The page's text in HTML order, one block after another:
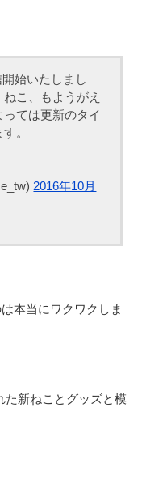
始いたしまし
こ、もようがえ
ては更新のタイ
。
2016年10月
本当にワクワクしま
た新ねことグッズと模